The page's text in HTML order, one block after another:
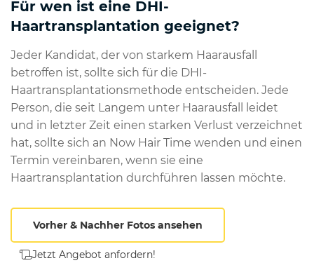
Für wen ist eine DHI-
Haartransplantation geeignet?
Jeder Kandidat, der von starkem Haarausfall
betroffen ist, sollte sich für die DHI-
Haartransplantationsmethode entscheiden. Jede
Person, die seit Langem unter Haarausfall leidet
und in letzter Zeit einen starken Verlust verzeichnet
hat, sollte sich an Now Hair Time wenden und einen
Termin vereinbaren, wenn sie eine
Haartransplantation durchführen lassen möchte.
Vorher & Nachher Fotos ansehen
Jetzt Angebot anfordern!